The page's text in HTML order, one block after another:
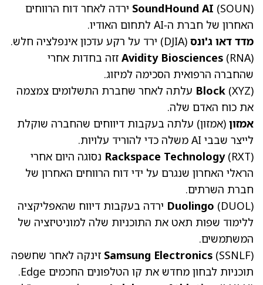
SoundHound AI (SOUN)
ירדה לאחר דוח הרווחים
האחרון של חברת ה‑AI לתחום האודיו.
מדד דאו ג'ונס (DJIA) ירד על רקע עדכון אינפלציה חלש.
Avidity Biosciences (RNA)
זזה בחדות אחרי
שהחברה הרפואית הסכימה למיזוג.
Block (XYZ)
עלתה לאחר שחברת התשלומים צמצמה
את כוח האדם שלה.
אמזון (אמזון) עלתה בעקבות דיווחים שהחברה שוקלת
לייצר שבבי AI משלה כדי להוריד עלויות.
Rackspace Technology (RXT)
נסוגה היום אחרי
הראלי האחרון שנגרם על ידי דוח הרווחים האחרון של
חברת השרתים.
Duolingo (DUOL)
ירדה בעקבות דיווח שהאפליקציה
ללימוד שפות תאט את התוכניות שלה למוניטיזציה של
המשתמשים.
Samsung Electronics (SSNLF)
זינקה לאחר שחשפה
תוכניות לבחון מחדש את קו הטלפונים החכמים Edge.